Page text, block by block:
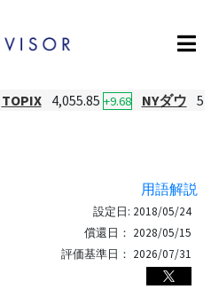
TOPIX 4,055.85 +9.68 NYダウ
用語解説
設定日: 2018/05/24
償還日： 2028/05/15
評価基準日： 2026/07/31